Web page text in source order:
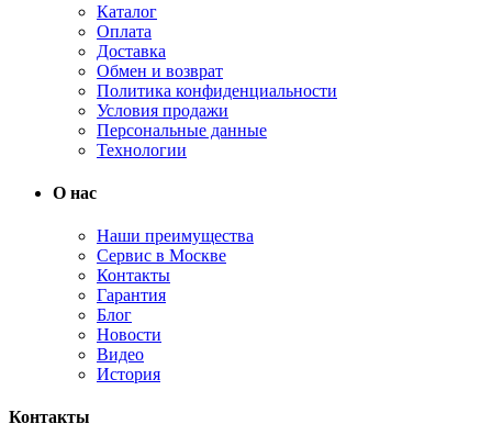
Каталог
Оплата
Доставка
Обмен и возврат
Политика конфиденциальности
Условия продажи
Персональные данные
Технологии
О нас
Наши преимущества
Сервис в Москве
Контакты
Гарантия
Блог
Новости
Видео
История
Контакты